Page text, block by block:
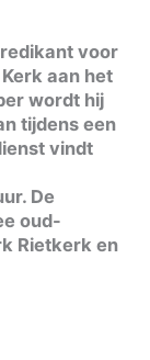
voor
aan het
wordt hij
tijdens een
vindt
De
oud-
Rietkerk en